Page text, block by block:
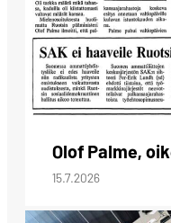
Olof Palme,
15.7.2026